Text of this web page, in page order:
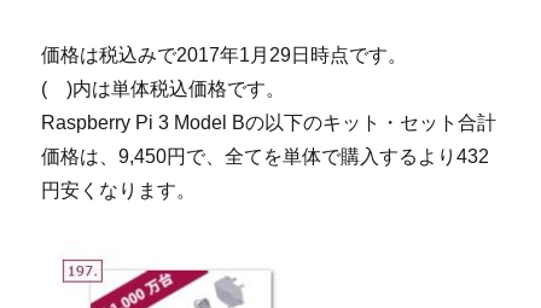
価格は税込みで2017年1月29日時点です。
( )内は単体税込価格です。
Raspberry Pi 3 Model Bの以下のキット・セット合計
価格は、9,450円で、全てを単体で購入するより432
円安くなります。